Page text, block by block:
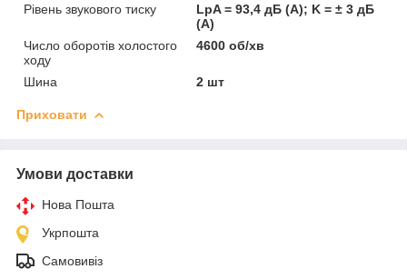
Рівень звукового тиску
LpA = 93,4 дБ (А); K = ± 3 дБ
(А)
Число оборотів холостого
ходу
4600 об/хв
Шина 2 шт
Приховати
Умови доставки
Нова Пошта
Укрпошта
Самовивіз